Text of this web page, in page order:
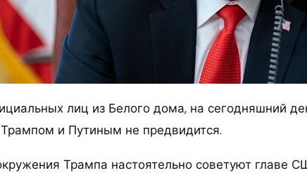
лиц из Белого дома, на сегодняшний
и Путиным не предвидится.
Трампа настоятельно советуют главе